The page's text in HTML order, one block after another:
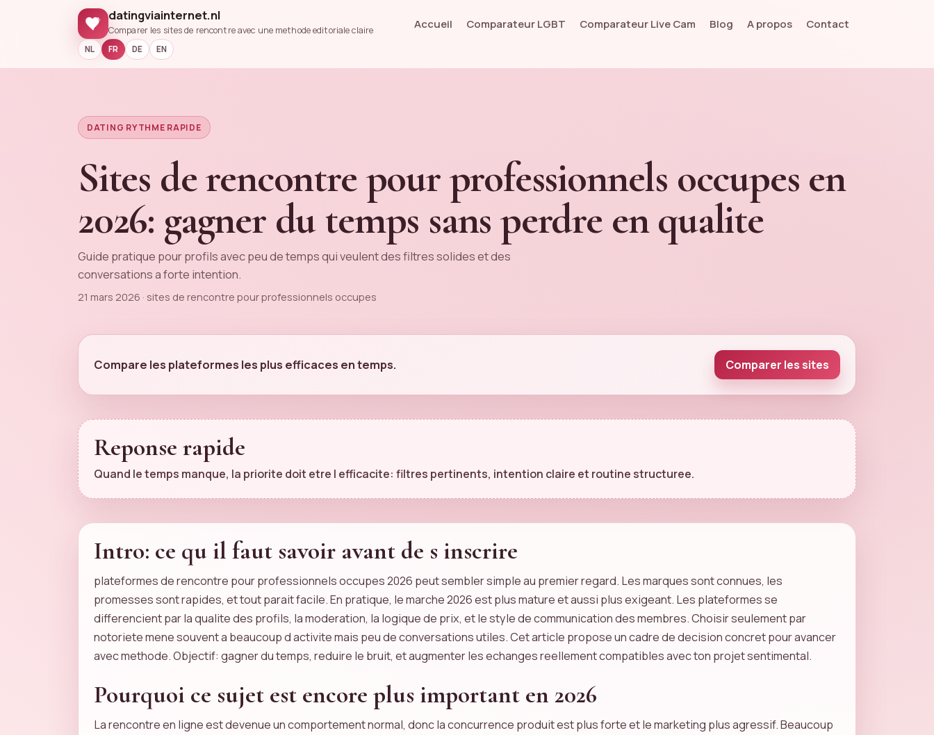
datingviainternet.nl
Comparer les sites de rencontre avec une methode editoriale claire Accueil Comparateur LGBT Comparateur Live Cam Blog A propos Contact
NL FR DE EN
DATING RYTHME RAPIDE
Sites de rencontre pour professionnels occupes en
2026: gagner du temps sans perdre en qualite
Guide pratique pour profils avec peu de temps qui veulent des filtres solides et des
conversations a forte intention.
21 mars 2026 · sites de rencontre pour professionnels occupes
Compare les plateformes les plus efficaces en temps. Comparer les sites
Reponse rapide
Quand le temps manque, la priorite doit etre l efficacite: filtres pertinents, intention claire et routine structuree.
Intro: ce qu il faut savoir avant de s inscrire
plateformes de rencontre pour professionnels occupes 2026 peut sembler simple au premier regard. Les marques sont connues, les
promesses sont rapides, et tout parait facile. En pratique, le marche 2026 est plus mature et aussi plus exigeant. Les plateformes se
differencient par la qualite des profils, la moderation, la logique de prix, et le style de communication des membres. Choisir seulement par
notoriete mene souvent a beaucoup d activite mais peu de conversations utiles. Cet article propose un cadre de decision concret pour avancer
avec methode. Objectif: gagner du temps, reduire le bruit, et augmenter les echanges reellement compatibles avec ton projet sentimental.
Pourquoi ce sujet est encore plus important en 2026
La rencontre en ligne est devenue un comportement normal, donc la concurrence produit est plus forte et le marketing plus agressif. Beaucoup